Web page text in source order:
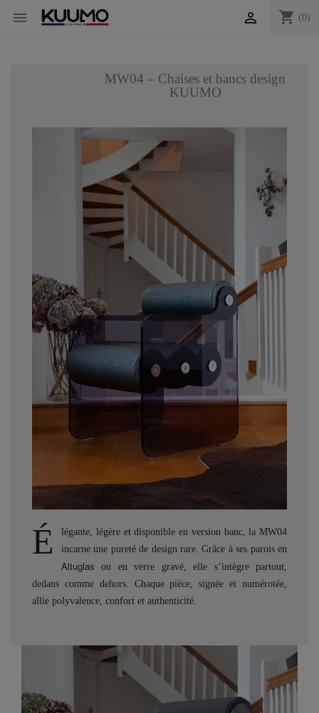
 shopping_cart (0)

MW04 – Chaises et bancs design
KUUMO
É
légante, légère et disponible en version banc, la MW04
incarne une pureté de design rare. Grâce à ses parois en
Altuglas ou en verre gravé, elle s’intègre partout,
dedans comme dehors. Chaque pièce, signée et numérotée,
allie polyvalence, confort et authenticité.